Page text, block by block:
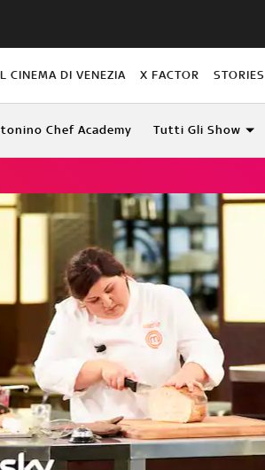
CINEMA DI VENEZIA X FACTOR STORIES
Chef Academy Tutti Gli Show